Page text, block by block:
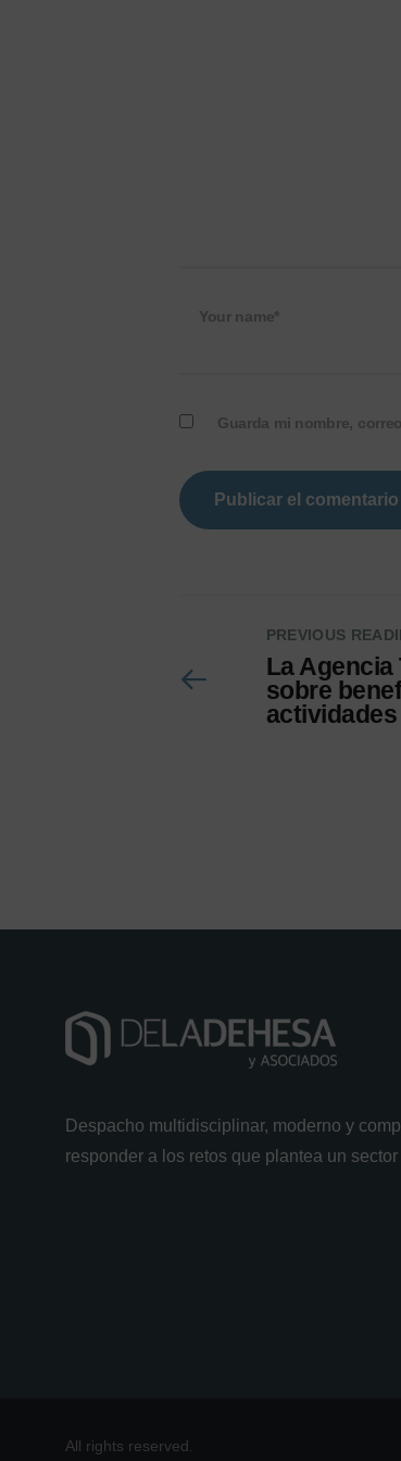
Your name*
Guarda mi nombre,
PREVIOUS
La
sobre
Despacho multidisciplinar, moderno y
responder a los retos que plantea un
All rights reserved.